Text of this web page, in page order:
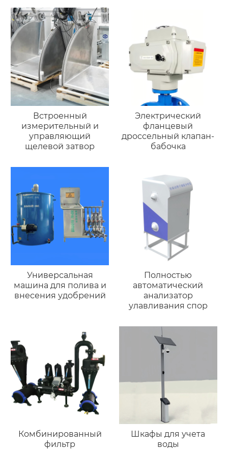
Встроенный
измерительный и
управляющий
щелевой затвор
Электрический
фланцевый
дроссельный клапан-
бабочка
Универсальная
машина для полива и
внесения удобрений
Полностью
автоматический
анализатор
улавливания спор
Комбинированный
фильтр
Шкафы для учета
воды